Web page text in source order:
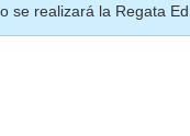
se realizará la Regata